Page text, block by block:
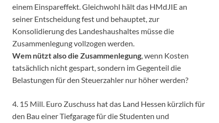
einem Einspareffekt. Gleichwohl hält das HMdJIE an
seiner Entscheidung fest und behauptet, zur
Konsolidierung des Landeshaushaltes müsse die
Zusammenlegung vollzogen werden.
Wem nützt also die Zusammenlegung, wenn Kosten
tatsächlich nicht gespart, sondern im Gegenteil die
Belastungen für den Steuerzahler nur höher werden?
4. 15 Mill. Euro Zuschuss hat das Land Hessen kürzlich für
den Bau einer Tiefgarage für die Studenten und